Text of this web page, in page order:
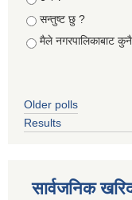
सन्तुष्ट छु ?
मैले नगरपालिकाबाट
Older polls
Results
सार्वजनिक